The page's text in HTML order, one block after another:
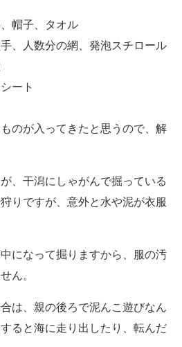
帽子、タオル
、人数分の網、発泡スチロール
ート
のが入ってきたと思うので、解
、干潟にしゃがんで掘っている
りですが、意外と水や泥が衣服
になって掘りますから、服の汚
ん。
は、親の後ろで泥んこ遊びなん
ると海に走り出したり、転んだ